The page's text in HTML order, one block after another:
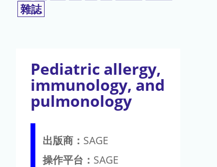
雜誌
Pediatric allergy,
immunology, and
pulmonology
出版商： SAGE
操作平台： SAGE